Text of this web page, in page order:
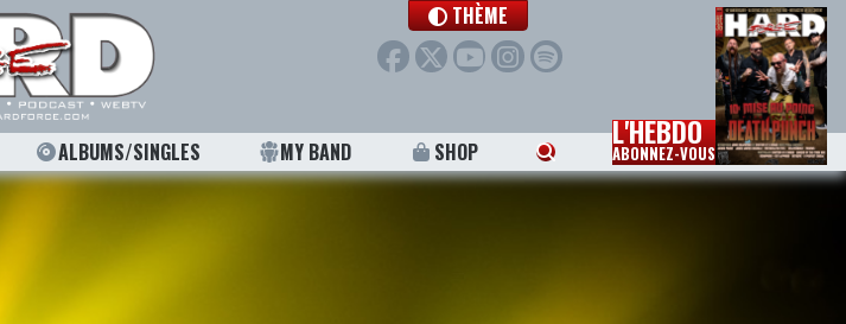
THÈME
ALBUMS/SINGLES MY BAND SHOP L'HEBDO
ABONNEZ-VOUS